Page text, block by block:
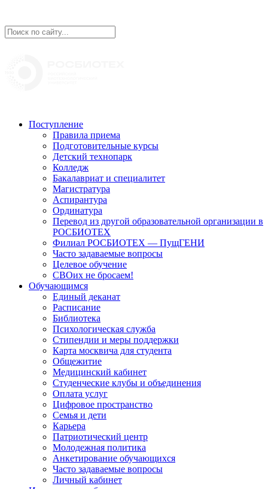
Поступление
Правила приема
Подготовительные курсы
Детский технопарк
Колледж
Бакалавриат и специалитет
Магистратура
Аспирантура
Ординатура
Перевод из другой образовательной организации в
РОСБИОТЕХ
Филиал РОСБИОТЕХ — ПущГЕНИ
Часто задаваемые вопросы
Целевое обучение
СВОих не бросаем!
Обучающимся
Единый деканат
Расписание
Библиотека
Психологическая служба
Стипендии и меры поддержки
Карта москвича для студента
Общежитие
Медицинский кабинет
Студенческие клубы и объединения
Оплата услуг
Цифровое пространство
Семья и дети
Карьера
Патриотический центр
Молодежная политика
Анкетирование обучающихся
Часто задаваемые вопросы
Личный кабинет